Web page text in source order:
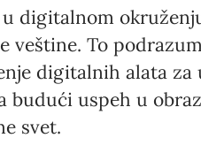
digitalnom
veštine. To
digitalnih alata
budući uspeh u
svet.